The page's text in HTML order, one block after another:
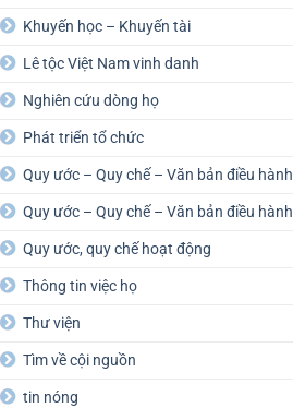
Khuyến học – Khuyến tài
Lê tộc Việt Nam vinh danh
Nghiên cứu dòng họ
Phát triển tổ chức
Quy ước – Quy chế – Văn bản điều hành
Quy ước – Quy chế – Văn bản điều hành
Quy ước, quy chế hoạt động
Thông tin việc họ
Thư viện
Tìm về cội nguồn
tin nóng